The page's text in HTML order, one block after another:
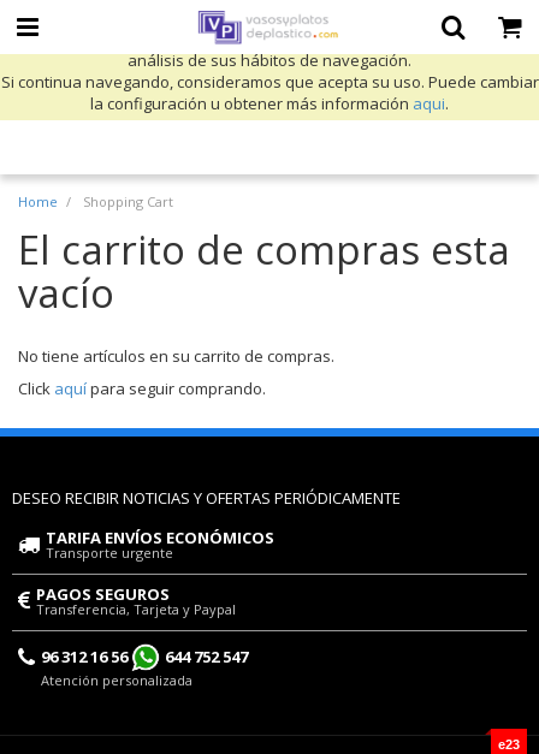
Utilizamos cookies propias y de terceros para mejorar nuestros servicios
y mostrarle publicidad relacionada con sus preferencias mediante el
análisis de sus hábitos de navegación.
Si continua navegando, consideramos que acepta su uso. Puede cambiar
la configuración u obtener más información aqui.
Home Shopping Cart
El carrito de compras esta
vacío
No tiene artículos en su carrito de compras.
Click aquípara seguir comprando.
DESEO RECIBIR NOTICIAS Y OFERTAS PERIÓDICAMENTE
TARIFA ENVÍOS ECONÓMICOS
Transporte urgente
PAGOS SEGUROS
Transferencia, Tarjeta y Paypal
96 312 16 56 644 752 547
Atención personalizada
e23